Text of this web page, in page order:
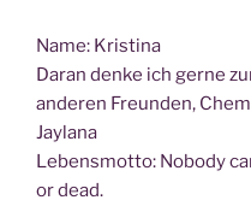
Name: Kris­ti­na
Dar­an den­ke ich ger­ne
ande­ren Freun­den,
Jaylana
Lebens­mot­to: Nobo­dy
or dead.